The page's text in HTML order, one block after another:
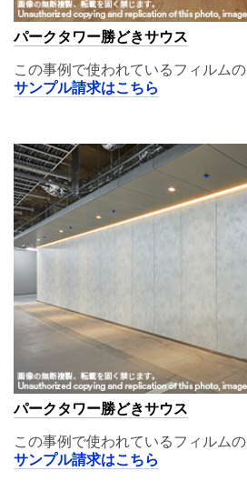
パークタワー勝どきサウス
この事例で使われているフィルムの
サンプル請求はこちら
パークタワー勝どきサウス
この事例で使われているフィルムの
サンプル請求はこちら